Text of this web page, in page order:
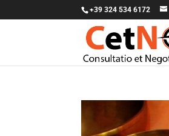
+39 324 534 6172